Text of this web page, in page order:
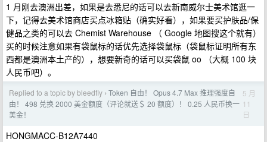
1 月刚去澳洲出差，如果是去悉尼的话可以去新南威尔士美术馆逛一
下，记得去美术馆商店买点冰箱贴（确实好看），如果要买护肤品/保
健品之类的可以去 Chemist Warehouse （ Google 地图搜这个就有）
买的时候注意如果有袋鼠标的话优先选择袋鼠标（袋鼠标证明所有东
西都是澳洲本土产的），想要新奇的话可以买袋鼠 oo （大概 100 块
人民币吧）。
Replied to a topic by bleedfly › Token 自由！ Opus 4.7 Max 推理强度自
由！ 498 兑换 2000 美金额度（评论就送＄ 20 额度）！ 0.25 人民币换一
美金！
5 月
11
日
HONGMACC-B12A7440